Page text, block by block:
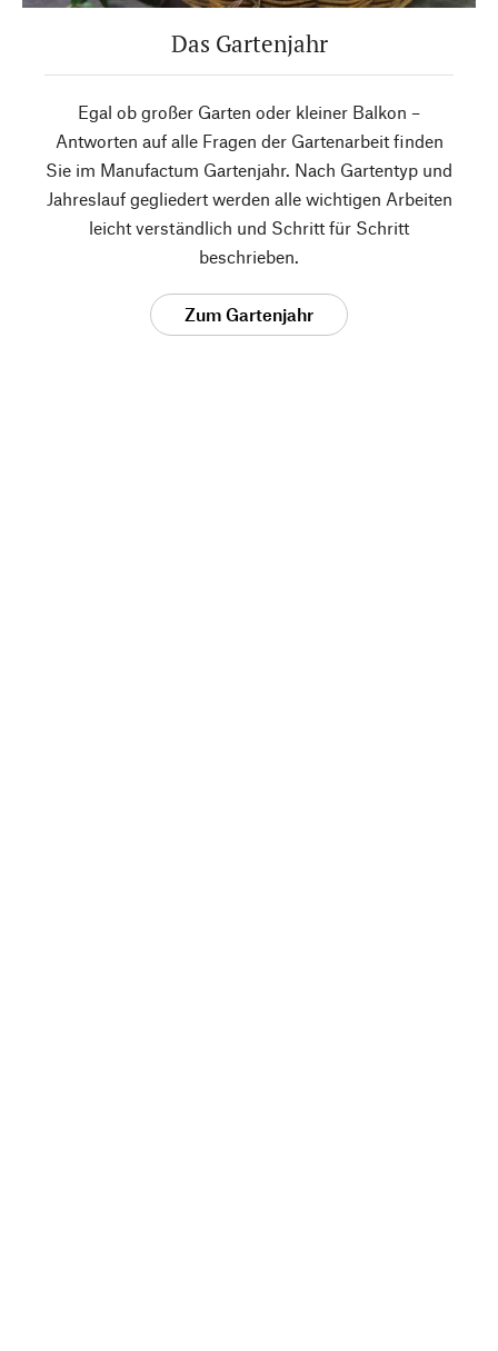
Das Gartenjahr
Egal ob großer Garten oder kleiner Balkon –
Antworten auf alle Fragen der Gartenarbeit finden
Sie im Manufactum Gartenjahr. Nach Gartentyp und
Jahreslauf gegliedert werden alle wichtigen Arbeiten
leicht verständlich und Schritt für Schritt
beschrieben.
Zum Gartenjahr